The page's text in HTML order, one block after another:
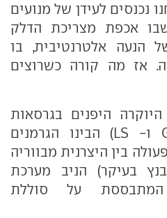
נכנסים לעידן של מנועים
אכפת מצריכת הדלק
הנעה אלטרנטיבית, בו
אז מה קורה כשרוצים
היפנים בגרסאות
היברידיות (לקסוס GS ו- LS) הבינו הגרמנים
בין היצרנית מבווריה
בעיקר) הניב מערכת
המתבססת על סוללת